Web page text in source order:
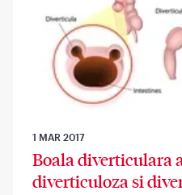
1 MAR 2017
Boala diverticulara
diverticuloza si